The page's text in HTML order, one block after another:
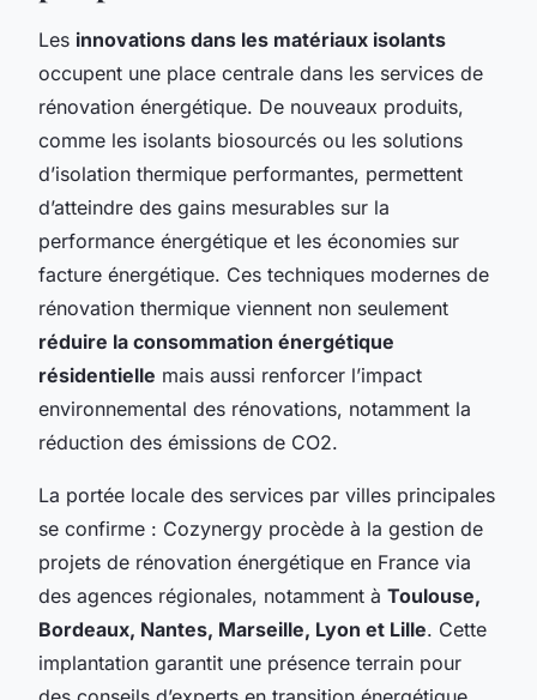
Les innovations dans les matériaux isolants
occupent une place centrale dans les services de
rénovation énergétique. De nouveaux produits,
comme les isolants biosourcés ou les solutions
d’isolation thermique performantes, permettent
d’atteindre des gains mesurables sur la
performance énergétique et les économies sur
facture énergétique. Ces techniques modernes de
rénovation thermique viennent non seulement
réduire la consommation énergétique
résidentielle mais aussi renforcer l’impact
environnemental des rénovations, notamment la
réduction des émissions de CO2.
La portée locale des services par villes principales
se confirme : Cozynergy procède à la gestion de
projets de rénovation énergétique en France via
des agences régionales, notamment à Toulouse,
Bordeaux, Nantes, Marseille, Lyon et Lille. Cette
implantation garantit une présence terrain pour